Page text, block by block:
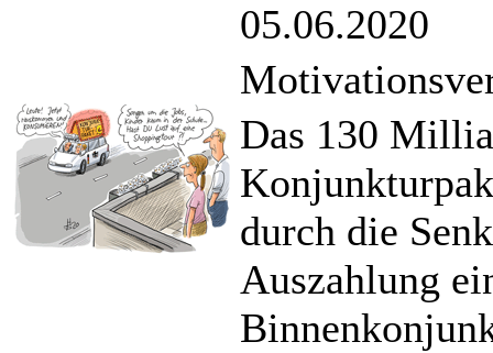
05.06.2020
Das 130
durch die
Auszahlung